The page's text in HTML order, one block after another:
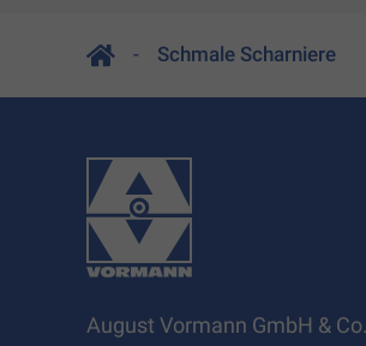
Schmale Scharniere
August Vormann GmbH &